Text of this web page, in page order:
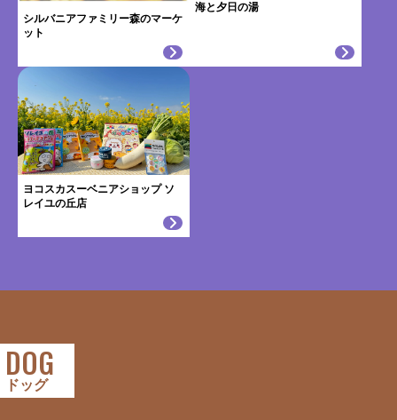
シルバニアファミリー森のマーケ
ット
海と夕日の湯
ヨコスカスーベニアショップ ソ
レイユの丘店
DOG
ドッグ